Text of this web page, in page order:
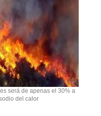
será de apenas el 30% a
del calor